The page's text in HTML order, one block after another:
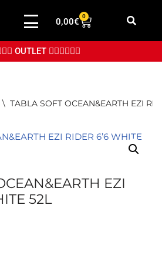
0,00€
0
OUTLET 👈🏼👈🏼👈🏼
\ TABLA SOFT OCEAN&EARTH EZI
EZI
52L